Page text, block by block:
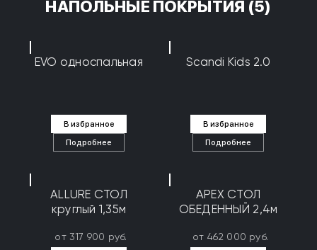
НАПОЛЬНЫЕ ПОКРЫТИЯ (5)
EVO односпальная
В избранное
Подробнее
Scandi Kids 2.0
В избранное
Подробнее
ALLURE СТОЛ
круглый 1,35м
от 317 900 руб.
APEX СТОЛ
ОБЕДЕННЫЙ 2,4м
от 462 000 руб.